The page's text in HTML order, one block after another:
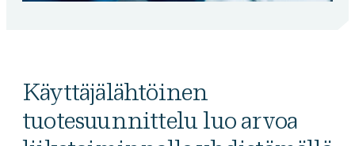
Käyttäjälähtöinen
tuotesuunnittelu luo arvoa